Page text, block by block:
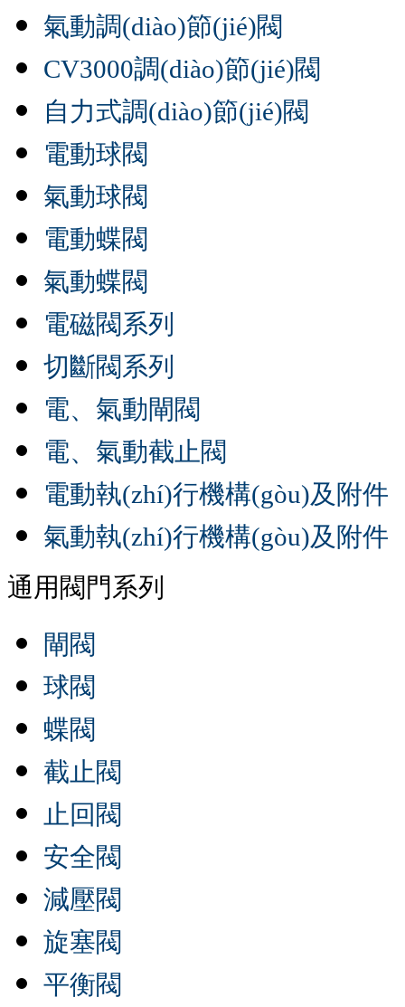
氣動調(diào)節(jié)閥
CV3000調(diào)節(jié)閥
自力式調(diào)節(jié)閥
電動球閥
氣動球閥
電動蝶閥
氣動蝶閥
電磁閥系列
切斷閥系列
電、氣動閘閥
電、氣動截止閥
電動執(zhí)行機構(gòu)及附件
氣動執(zhí)行機構(gòu)及附件
通用閥門系列
閘閥
球閥
蝶閥
截止閥
止回閥
安全閥
減壓閥
旋塞閥
平衡閥